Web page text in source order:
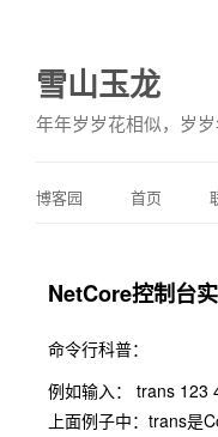
雪山玉龙
年年岁岁花相似，岁
博客园 首页
NetCore控制台
命令行科普：
例如输入： trans 123
上面例子中：trans是